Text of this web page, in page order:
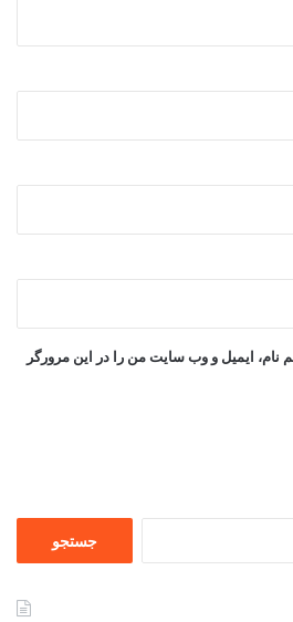
نام، ایمیل و وب سایت من را در این مرورگر